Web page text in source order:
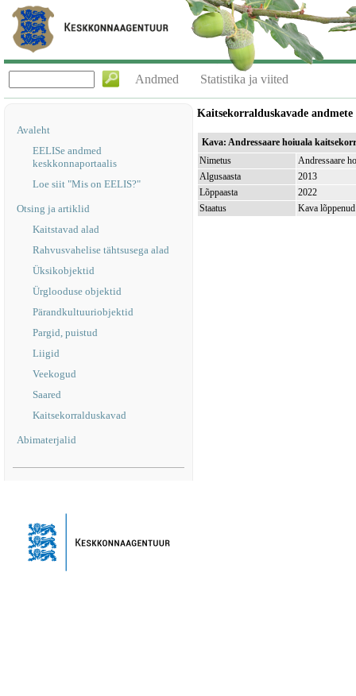
Andmed Statistika ja viited
Avaleht
EELISe andmed
keskkonnaportaalis
Loe siit "Mis on EELIS?"
Otsing ja artiklid
Kaitstavad alad
Rahvusvahelise tähtsusega alad
Üksikobjektid
Ürglooduse objektid
Pärandkultuuriobjektid
Pargid, puistud
Liigid
Veekogud
Saared
Kaitsekorralduskavad
Abimaterjalid
Kaitsekorralduskavade
Kava: Andressaare hoiuala
Nimetus
Andressaare
Algusaasta
2013
Lõppaasta
2022
Staatus
Kava lõppenud